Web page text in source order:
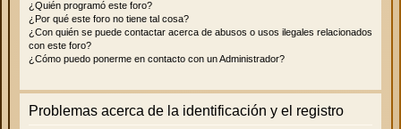
¿Quién programó este foro?
¿Por qué este foro no tiene tal cosa?
¿Con quién se puede contactar acerca de abusos o usos ilegales relacionados
con este foro?
¿Cómo puedo ponerme en contacto con un Administrador?
Problemas acerca de la identificación y el registro